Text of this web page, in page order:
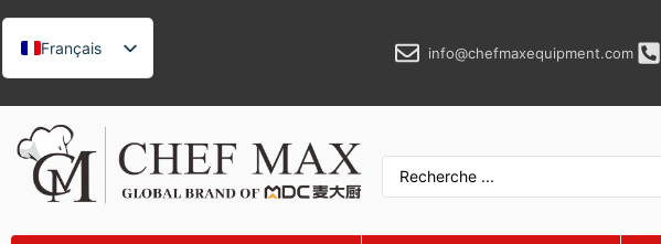
Français
English
German
Spanish
Russian
info@chefmaxequipment.com